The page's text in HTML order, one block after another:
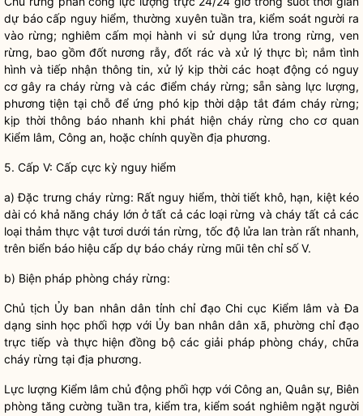
dự báo cấp nguy hiểm, thường xuyên tuần tra, kiểm soát người ra
vào rừng; nghiêm cấm mọi hành vi sử dụng lửa trong rừng, ven
rừng, bao gồm đốt nương rẫy, đốt rác và xử lý thực bì; nắm tình
hình và tiếp nhận thông tin, xử lý kịp thời các hoạt động có nguy
cơ gây ra cháy rừng và các điểm cháy rừng; sẵn sàng lực lượng,
phương tiện tại chỗ để ứng phó kịp thời dập tắt đám cháy rừng;
kịp thời thông báo nhanh khi phát hiện cháy rừng cho cơ quan
Kiểm lâm, Công an, hoặc chính quyền địa phương.
5. Cấp V: Cấp cực kỳ nguy hiểm
a) Đặc trưng cháy rừng: Rất nguy hiểm, thời tiết khô, hạn, kiệt kéo
dài có khả năng cháy lớn ở tất cả các loại rừng và cháy tất cả các
loại thảm thực vật tươi dưới tán rừng, tốc độ lửa lan tràn rất nhanh,
trên biển báo hiệu cấp dự báo cháy rừng mũi tên chỉ số V.
b) Biện pháp phòng cháy rừng:
Chủ tịch Ủy ban nhân dântỉnhchỉ đạo Chi cục Kiểm lâm và Đa
dạng sinh học phối hợp với Ủy ban nhân dân xã, phường chỉ đạo
trực tiếp và thực hiện đồng bộ các giải pháp phòng cháy, chữa
cháy rừng tại địa phương.
Lực lượng Kiểm lâm chủ động phối hợp với Công an, Quân sự, Biên
phòng tăng cường tuần tra, kiểm tra, kiểm soát nghiêm ngặt người